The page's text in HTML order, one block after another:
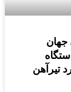
جهان
تیرآهن